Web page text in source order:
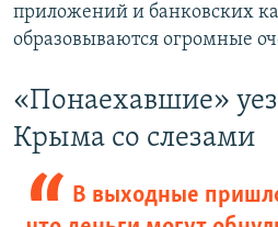
приложений и банковских
образовываются огромные
«​Понаехавшие»​
Крыма со слезами
В выходные